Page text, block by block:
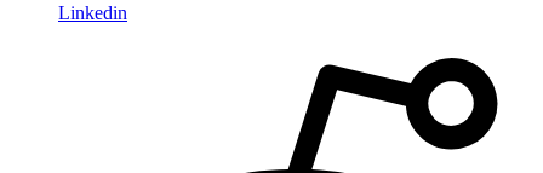
Linkedin